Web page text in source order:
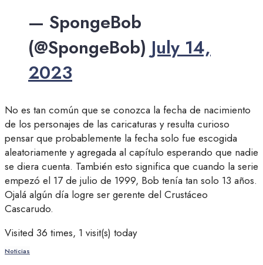
— SpongeBob
(@SpongeBob) July 14,
2023
No es tan común que se conozca la fecha de nacimiento
de los personajes de las caricaturas y resulta curioso
pensar que probablemente la fecha solo fue escogida
aleatoriamente y agregada al capítulo esperando que nadie
se diera cuenta. También esto significa que cuando la serie
empezó el 17 de julio de 1999, Bob tenía tan solo 13 años.
Ojalá algún día logre ser gerente del Crustáceo
Cascarudo.
Visited 36 times, 1 visit(s) today
Noticias